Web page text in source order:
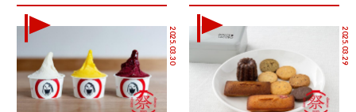
2025.03.30 2025.03.29